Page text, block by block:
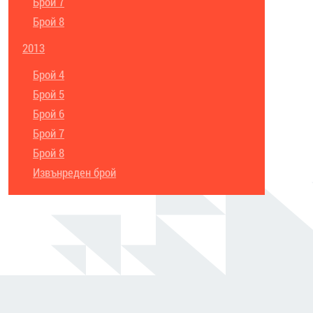
Брой 8
2013
Брой 4
Брой 5
Брой 6
Брой 7
Брой 8
Извънреден брой